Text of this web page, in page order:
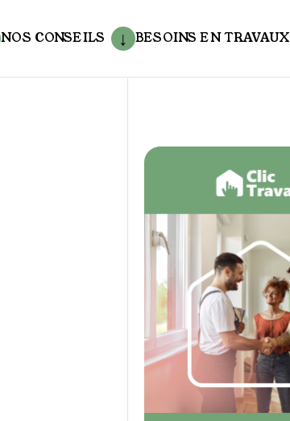
NOS CONSEILS BESOINS EN TRAVAUX